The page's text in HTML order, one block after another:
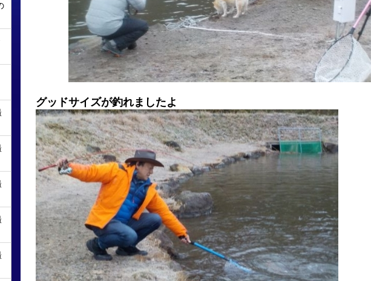
グッドサイズが釣れましたよ